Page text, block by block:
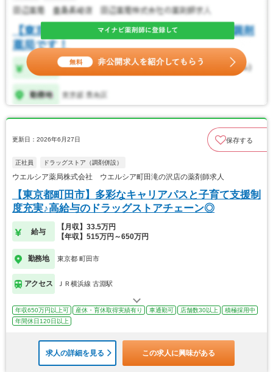
更新日：2026年6月27日 保存する
正社員 ドラッグストア（調剤併設）
ウエルシア薬局株式会社 ウエルシア町田滝の沢店の薬剤師求人
【東京都町田市】多彩なキャリアパスと子育て支援制
度充実♪高給与のドラッグストアチェーン◎
給与
【月収】33.5万円
【年収】515万円～650万円
勤務地 東京都 町田市
アクセス ＪＲ横浜線 古淵駅
年収650万円以上可 産休・育休取得実績有り 車通勤可 店舗数30以上
積極採用中
年間休日120日以上
求人の詳細を見る この求人に興味がある